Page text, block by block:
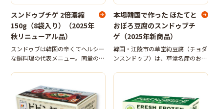
スンドゥブチゲ 2倍濃縮
150g（8袋入り）（2025年
秋リニューアル品）
スンドゥブは韓国の辛くてヘルシー
な鍋料理の代表メニュー。同量の水
で、あさりダシなどの魚介の旨味を
効かせた本場のスンドゥブチゲを手
軽に味わえます。濃縮タイプのた
め、お好みの
本場韓国で作った ほたてと
おぼろ豆腐のスンドゥブチ
ゲ（2025年新商品）
韓国・江陵市の草堂純豆腐（チョダ
ンスンドゥブ）は、草堂名産のおぼ
ゥブ。それをイメージしたおぼろ豆
るだけですぐにお召し上がりいただ
ける具材